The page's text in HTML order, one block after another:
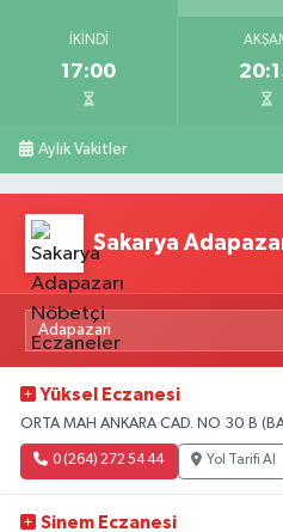
İKINDI
17:00
Aylık Vakitler
Sakarya
Yüksel Eczanesi
ORTA MAH ANKARA CAD. NO 30 B
0 (264) 272 54 44 Yol Tarifi Al
Sinem Eczanesi